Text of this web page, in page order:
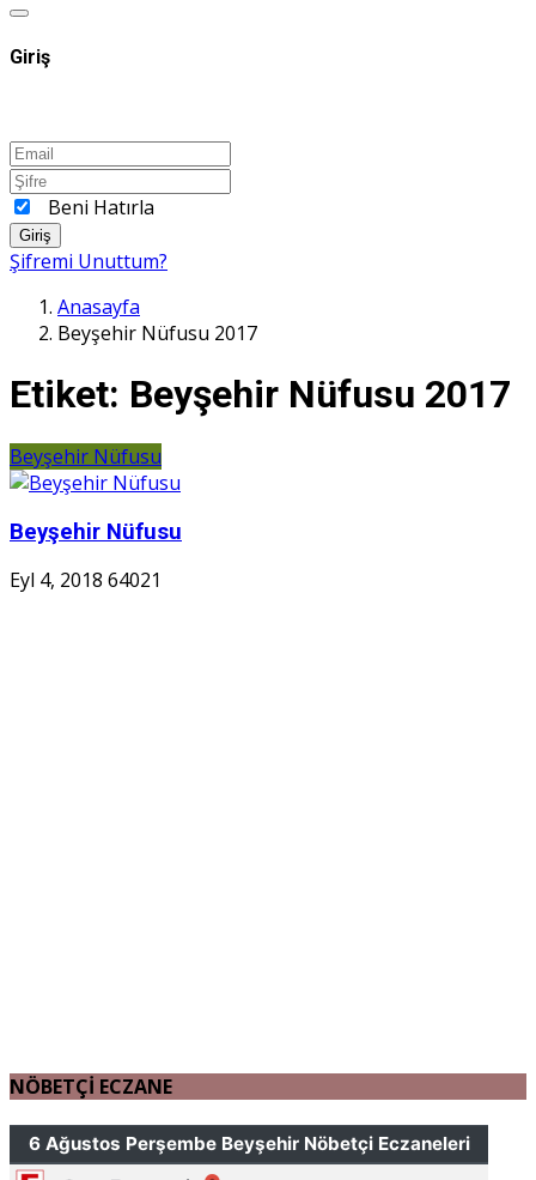
Giriş
Beni Hatırla
Giriş
Şifremi Unuttum?
Anasayfa
Beyşehir Nüfusu 2017
Etiket: Beyşehir Nüfusu 2017
Beyşehir Nüfusu
Beyşehir Nüfusu
Eyl 4, 2018 64021
NÖBETÇİ ECZANE